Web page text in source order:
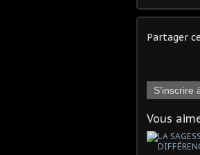
Partager
S'inscrire
Vous